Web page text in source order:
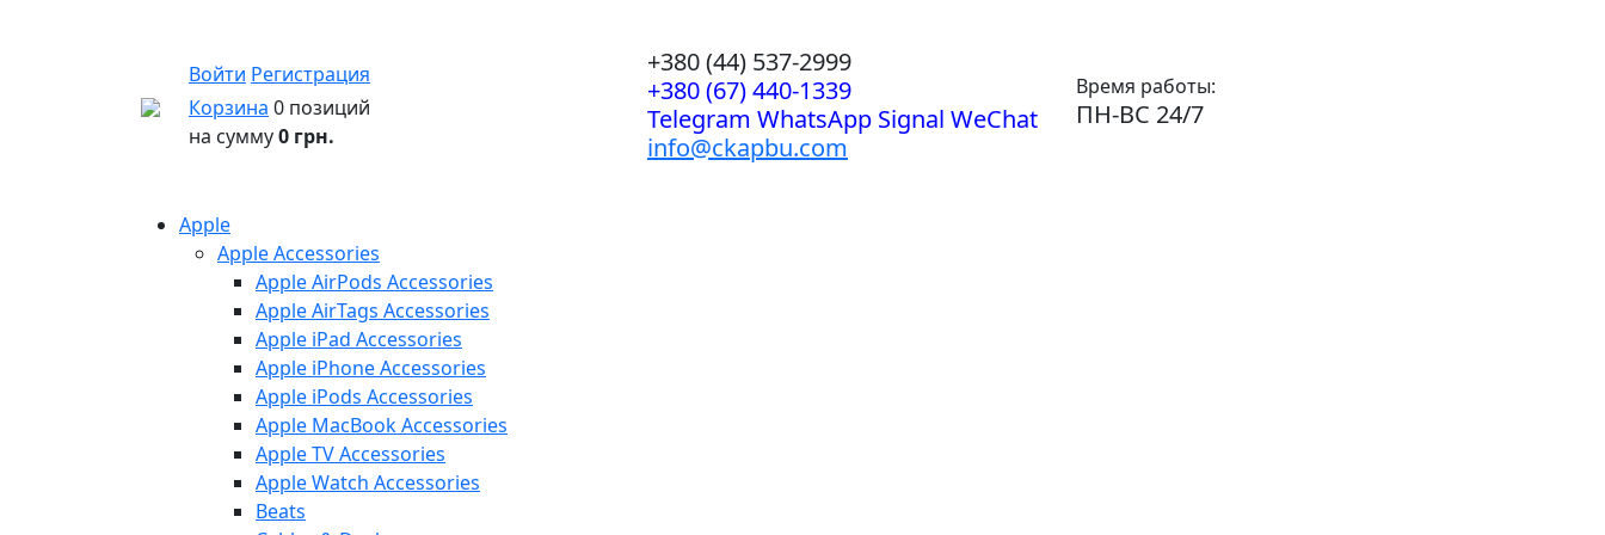
Войти Регистрация
Корзина 0 позиций
на сумму0 грн.
+380 (44) 537-2999
+380 (67) 440-1339
Telegram WhatsApp Signal WeChat
info@ckapbu.com
Время работы:
ПН-ВС 24/7
Apple
Apple Accessories
Apple AirPods Accessories
Apple AirTags Accessories
Apple iPad Accessories
Apple iPhone Accessories
Apple iPods Accessories
Apple MacBook Accessories
Apple TV Accessories
Apple Watch Accessories
Beats